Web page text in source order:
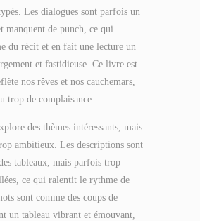
Les dialogues sont parfois un
manquent de punch, ce qui
du récit et en fait une lecture un
et fastidieuse. Ce livre est
nos rêves et nos cauchemars,
trop de complaisance.
des thèmes intéressants, mais
ambitieux. Les descriptions sont
tableaux, mais parfois trop
ce qui ralentit le rythme de
sont comme des coups de
un tableau vibrant et émouvant,